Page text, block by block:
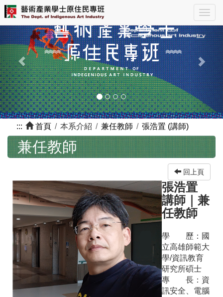
跳
到
主
要
內
容
區
塊
Previous
::: 首頁 本系介紹 兼任教師 張浩置 (講師)
兼任教師
回上頁
張浩置
講師
兼
任教師
學 歷： 國
立高雄師範大
學/資訊教育
研究所碩士
專 長： 資
訊安全、電腦